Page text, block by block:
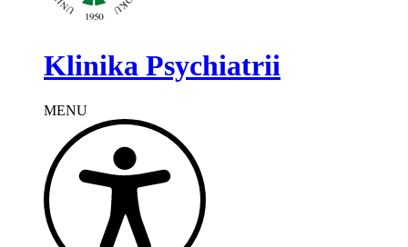
Klinika Psychiatrii
MENU